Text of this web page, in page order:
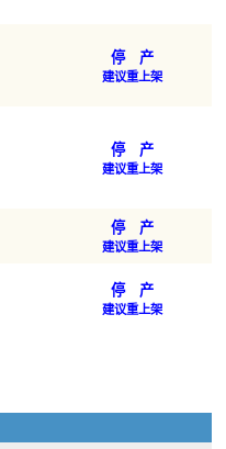
停 产
建议重上架
停 产
建议重上架
停 产
建议重上架
停 产
建议重上架